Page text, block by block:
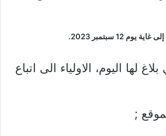
يوم 12 سبتمبر 2023 .
لها اليوم، الاولياء الى اتباع